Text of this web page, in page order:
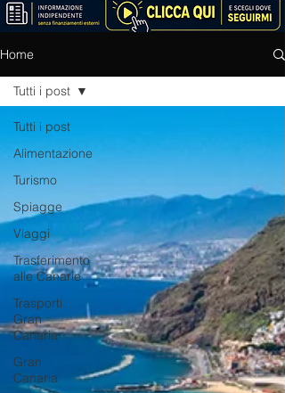
Home
Tutti i post
Alimentazione
Turismo
Spiagge
Viaggi
Trasferimento
alle Canarie
Trasporti
Gran
Canaria
Gran
Canaria
Tutti i post